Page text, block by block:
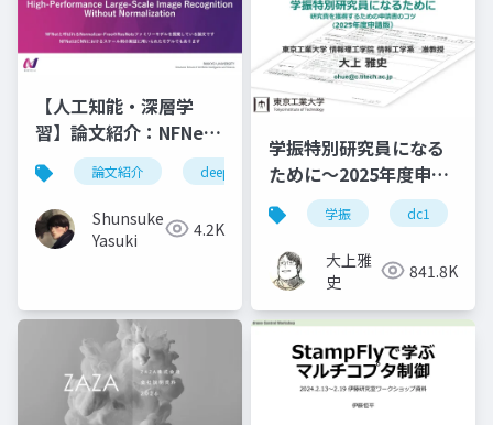
【人工知能・深層学
習】論文紹介：NFNet
の論文 論文紹介 deeplearning 深層学習 人工知
Shunsuke
Yasuki
4.2K
学振特別研究員になる
ために～2025年度申請
版
学振 dc1
大上雅
史
841.8K